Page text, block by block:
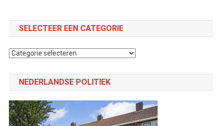
SELECTEER EEN CATEGORIE
Selecteer
NEDERLANDSE POLITIEK